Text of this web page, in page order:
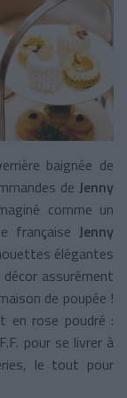
baignée de
de Jenny
comme un
française Jenny
élégantes
assurément
de poupée !
en rose poudré :
pour se livrer à
le tout pour